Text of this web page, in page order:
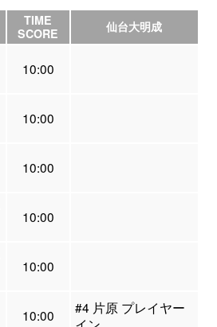
TIME
SCORE
仙台大明成
10:00
10:00
10:00
10:00
10:00
10:00
#4 片原 プレイヤー